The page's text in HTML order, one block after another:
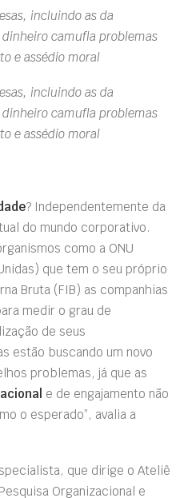
incluindo as da
camufla problemas
e assédio moral
incluindo as da
camufla problemas
e assédio moral
? Independentemente da
do mundo corporativo.
como a ONU
que tem o seu próprio
Bruta (FIB) as companhias
medir o grau de
de seus
estão buscando um novo
problemas, já que as
e de engajamento não
o esperado”, avalia a
que dirige o Ateliê
Organizacional e